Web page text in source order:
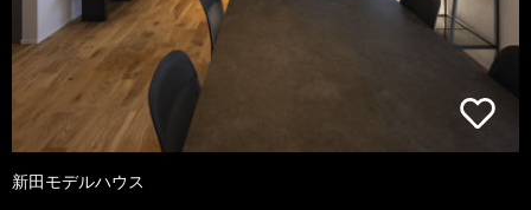
新田モデルハウス